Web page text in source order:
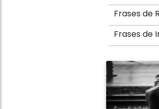
Frases de
Frases de